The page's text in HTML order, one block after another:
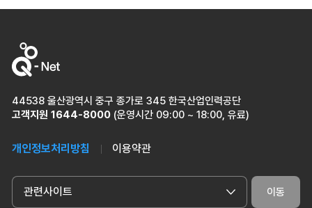
44538 울산광역시 중구 종가로 345 한국산업인력공단
고객지원 1644-8000 (운영시간 09:00 ~ 18:00, 유료)
개인정보처리방침 이용약관
관련사이트 이동